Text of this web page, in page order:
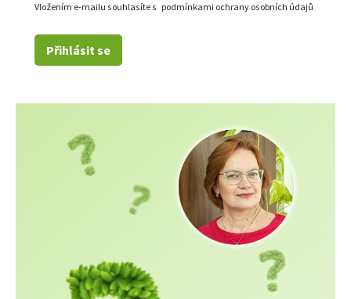
Vložením e-mailu souhlasíte s podmínkami ochrany osobních údajů
Přihlásit se